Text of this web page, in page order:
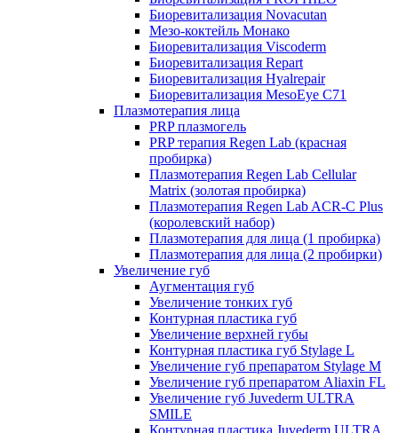
Биоревитализация Novacutan
Мезо-коктейль Монако
Биоревитализация Viscoderm
Биоревитализация Repart
Биоревитализация Hyalrepair
Биоревитализация MesoEye C71
Плазмотерапия лица
PRP плазмогель
PRP терапия Regen Lab (красная
пробирка)
Плазмотерапия Regen Lab Cellular
Matrix (золотая пробирка)
Плазмотерапия Regen Lab ACR-C Plus
(королевский набор)
Плазмотерапия для лица (1 пробирка)
Плазмотерапия для лица (2 пробирки)
Увеличение губ
Аугментация губ
Увеличение тонких губ
Контурная пластика губ
Увеличение верхней губы
Контурная пластика губ Stylage L
Увеличение губ препаратом Stylage M
Увеличение губ препаратом Aliaxin FL
Увеличение губ Juvederm ULTRA
SMILE
Контурная пластика Juvederm ULTRA